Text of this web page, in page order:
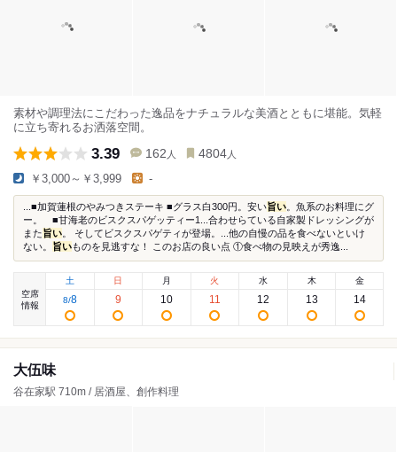
素材や調理法にこだわった逸品をナチュラルな美酒とともに堪能。気軽
に立ち寄れるお洒落空間。
3.39 162 人 4804 人
￥3,000～￥3,999 -
...■加賀蓮根のやみつきステーキ ■グラス白300円。安い旨い 。魚系のお料理にグ
ー。 ■甘海老のビスクスパゲッティー1...合わせらている自家製ドレッシングが
また旨い 。 そしてビスクスパゲティが登場。...他の自慢の品を食べないといけ
ない。 旨いものを見逃すな！ このお店の良い点 ①食べ物の見映えが秀逸...
空席
情報
土
8/8
日
9
月
10
火
11
水
12
木
13
金
14
大伍味
谷在家駅 710m / 居酒屋、創作料理